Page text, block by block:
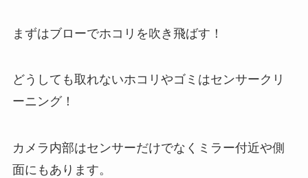
まずはブローでホコリを吹き飛ばす！
どうしても取れないホコリやゴミはセンサークリ
ーニング！
カメラ内部はセンサーだけでなくミラー付近や側
面にもあります。